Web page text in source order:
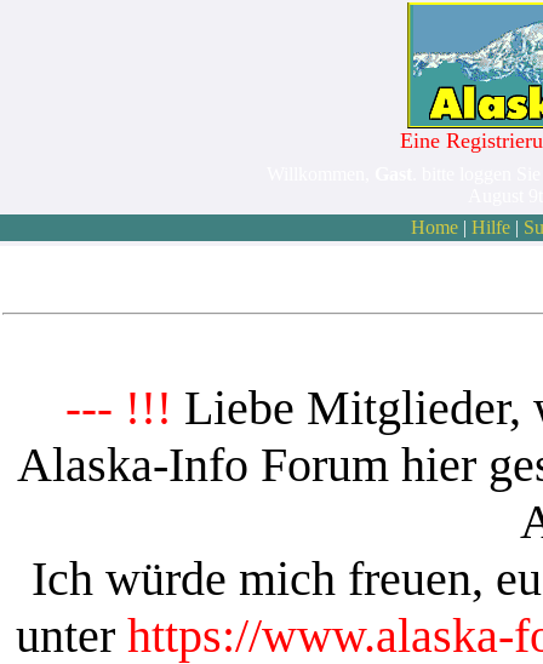
Eine
Home| Hilfe|
--- !!! Liebe Mitglieder,
Alaska-Info Forum hier
Ich würde mich freuen,
unter https://www.alaska-